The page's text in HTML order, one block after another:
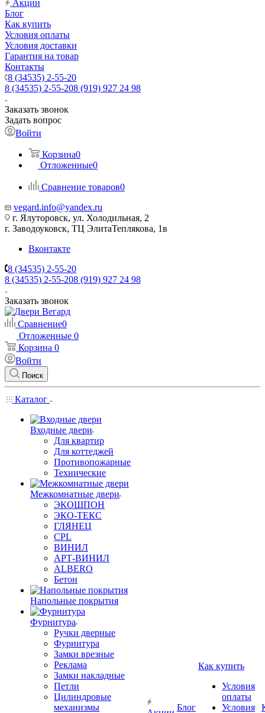
Акции
Блог
Как купить
Условия оплаты
Условия доставки
Гарантия на товар
Контакты
8 (34535) 2-55-20
8 (34535) 2-55-208 (919) 927 24 98
Заказать звонок
Задать вопрос
Войти
Корзина0
Отложенные0
Сравнение товаров0
vegard.info@yandex.ru
г. Ялуторовск, ул. Холодильная, 2
г. Заводоуковск, ​ТЦ Элита​Теплякова, 1в
Вконтакте
8 (34535) 2-55-20
8 (34535) 2-55-208 (919) 927 24 98
Заказать звонок
Сравнение0
Отложенные 0
Корзина 0
Войти
Поиск
Каталог
Входные двери
Для квартир
Для коттеджей
Противопожарные
Технические
Межкомнатные двери
ЭКОШПОН
ЭКО-ТЕКС
ГЛЯНЕЦ
CPL
ВИНИЛ
АРТ-ВИНИЛ
ALBERO
Бетон
Напольные покрытия
Фурнитура
Ручки дверные
Фурнитура
Замки врезные
Реклама
Замки накладные
Петли
Цилиндровые
механизмы
Блог
Как купить
Условия
оплаты
Условия